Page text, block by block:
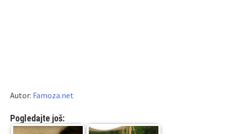
Autor: Famoza.net
Pogledajte još: